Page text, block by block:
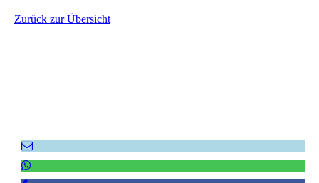
Zurück zur Übersicht